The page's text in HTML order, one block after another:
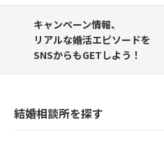
キャンペーン情報、
リアルな婚活エピソードを
SNSからもGETしよう！
結婚相談所を探す